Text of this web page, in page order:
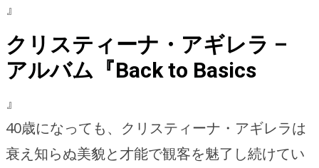
』
クリスティーナ・アギレラ –
アルバム『Back to Basics
』
40歳になっても、クリスティーナ・アギレラは
衰え知らぬ美貌と才能で観客を魅了し続けてい